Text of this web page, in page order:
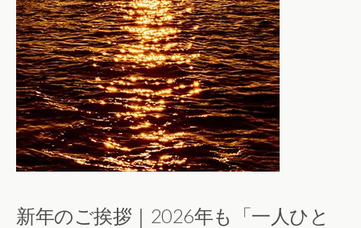
新年のご挨拶｜2026年も「一人ひと